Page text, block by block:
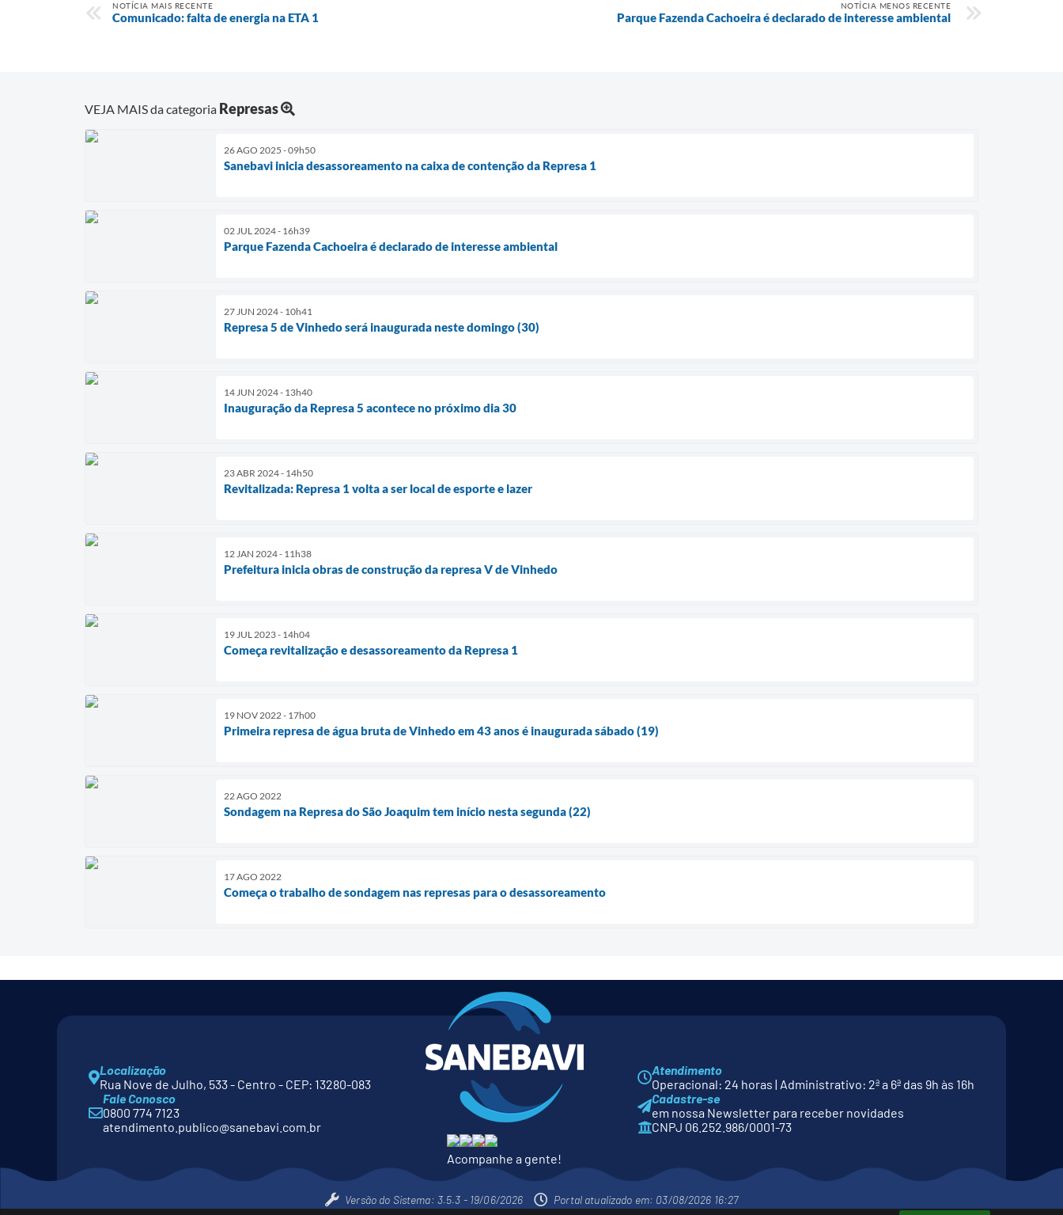
NOTÍCIA MAIS RECENTE
Comunicado: falta de energia na ETA 1
NOTÍCIA MENOS RECENTE
Parque Fazenda Cachoeira é declarado de interesse ambiental
VEJA MAIS da categoria Represas
26 AGO 2025 - 09h50
Sanebavi inicia desassoreamento na caixa de contenção da Represa 1
02 JUL 2024 - 16h39
Parque Fazenda Cachoeira é declarado de interesse ambiental
27 JUN 2024 - 10h41
Represa 5 de Vinhedo será inaugurada neste domingo (30)
14 JUN 2024 - 13h40
Inauguração da Represa 5 acontece no próximo dia 30
23 ABR 2024 - 14h50
Revitalizada: Represa 1 volta a ser local de esporte e lazer
12 JAN 2024 - 11h38
Prefeitura inicia obras de construção da represa V de Vinhedo
19 JUL 2023 - 14h04
Começa revitalização e desassoreamento da Represa 1
19 NOV 2022 - 17h00
Primeira represa de água bruta de Vinhedo em 43 anos é inaugurada sábado (19)
22 AGO 2022
Sondagem na Represa do São Joaquim tem início nesta segunda (22)
17 AGO 2022
Começa o trabalho de sondagem nas represas para o desassoreamento
Localização
Rua Nove de Julho, 533 - Centro - CEP: 13280-083
Fale Conosco
0800 774 7123
atendimento.publico@sanebavi.com.br
Acompanhe a gente!
Atendimento
Operacional: 24 horas | Administrativo: 2ª a 6ª das 9h às 16h
Cadastre-se
em nossa Newsletter para receber novidades
CNPJ 06.252.986/0001-73
Versão do Sistema: 3.5.3 - 19/06/2026 Portal atualizado em: 03/08/2026 16:27